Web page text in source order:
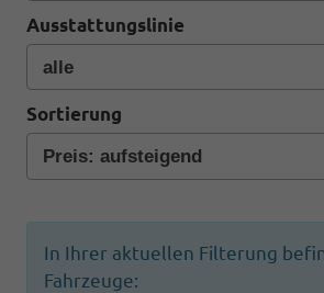
Ausstattungslinie
Sortierung
In Ihrer aktuellen Filterung
Fahrzeuge: